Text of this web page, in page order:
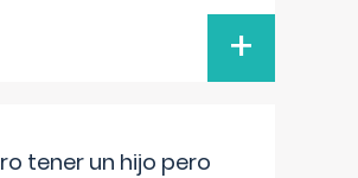
+
tener un hijo pero